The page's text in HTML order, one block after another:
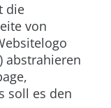
die
von
abstrahieren
soll es den